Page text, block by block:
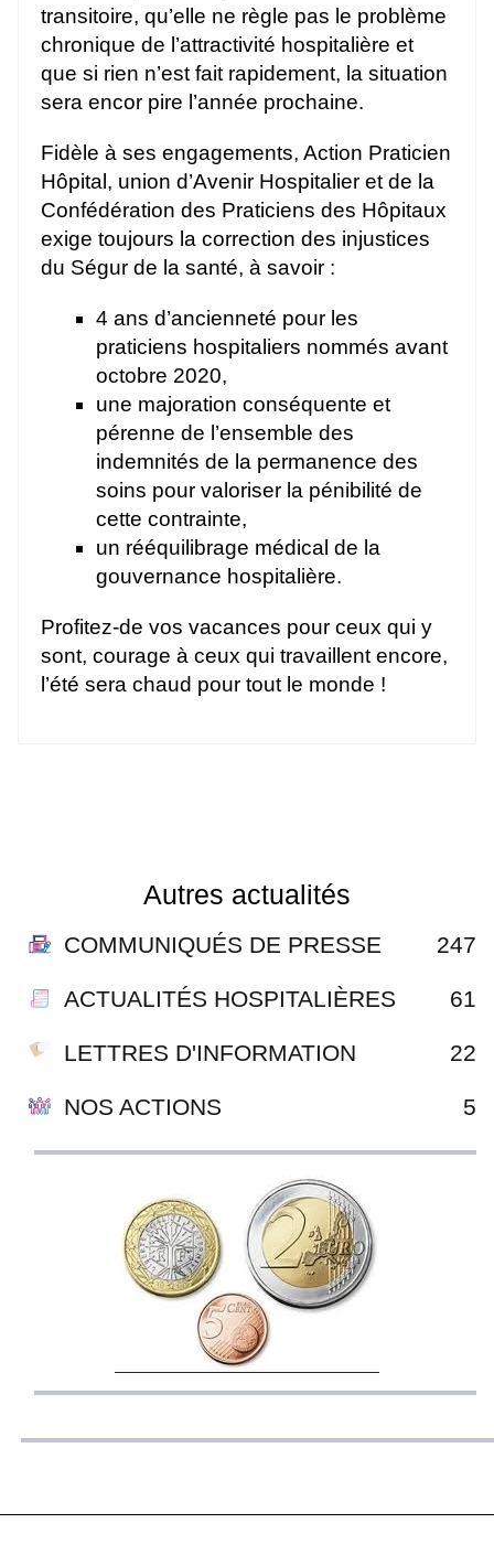
transitoire, qu’elle ne règle pas le problème
chronique de l’attractivité hospitalière et
que si rien n’est fait rapidement, la situation
sera encor pire l’année prochaine.
Fidèle à ses engagements, Action Praticien
Hôpital, union d’Avenir Hospitalier et de la
Confédération des Praticiens des Hôpitaux
exige toujours la correction des injustices
du Ségur de la santé, à savoir :
4 ans d’ancienneté pour les
praticiens hospitaliers nommés avant
octobre 2020,
une majoration conséquente et
pérenne de l’ensemble des
indemnités de la permanence des
soins pour valoriser la pénibilité de
cette contrainte,
un rééquilibrage médical de la
gouvernance hospitalière.
Profitez-de vos vacances pour ceux qui y
sont, courage à ceux qui travaillent encore,
l’été sera chaud pour tout le monde !
Autres actualités
COMMUNIQUÉS DE PRESSE 247
ACTUALITÉS HOSPITALIÈRES 61
LETTRES D'INFORMATION 22
NOS ACTIONS 5